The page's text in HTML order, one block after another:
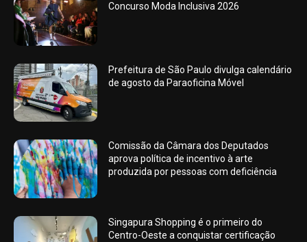
Concurso Moda Inclusiva 2026
Prefeitura de São Paulo divulga calendário
de agosto da Paraoficina Móvel
Comissão da Câmara dos Deputados
aprova política de incentivo à arte
produzida por pessoas com deficiência
Singapura Shopping é o primeiro do
Centro-Oeste a conquistar certificação